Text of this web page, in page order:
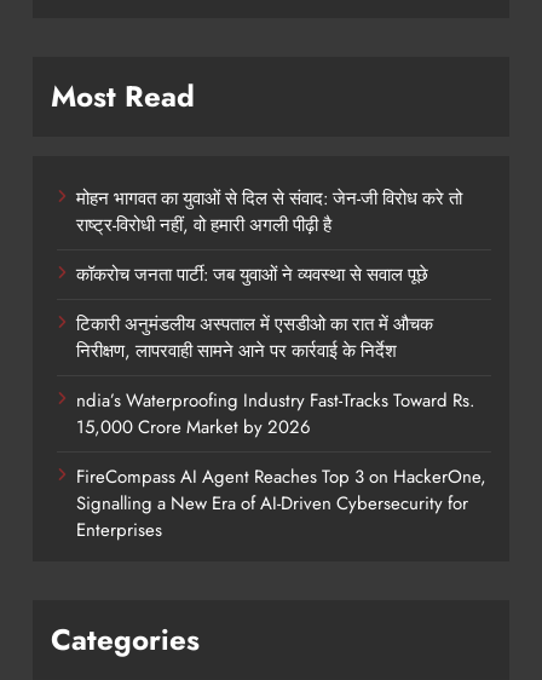
Most Read
मोहन भागवत का युवाओं से दिल से संवाद: जेन-जी विरोध करे तो
राष्ट्र-विरोधी नहीं, वो हमारी अगली पीढ़ी है
कॉकरोच जनता पार्टी: जब युवाओं ने व्यवस्था से सवाल पूछे
टिकारी अनुमंडलीय अस्पताल में एसडीओ का रात में औचक
निरीक्षण, लापरवाही सामने आने पर कार्रवाई के निर्देश
ndia’s Waterproofing Industry Fast-Tracks Toward Rs.
15,000 Crore Market by 2026
FireCompass AI Agent Reaches Top 3 on HackerOne,
Signalling a New Era of AI-Driven Cybersecurity for
Enterprises
Categories